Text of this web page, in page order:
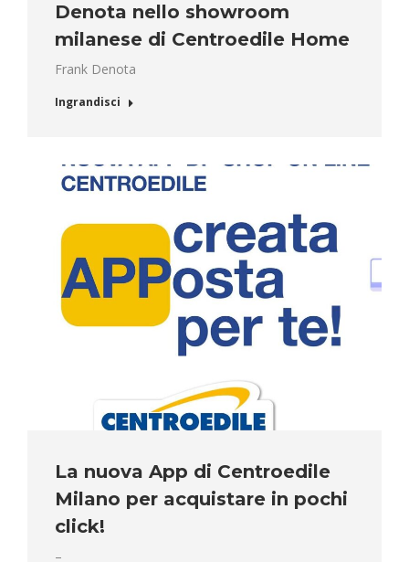
Denota nello showroom
milanese di Centroedile Home
Frank Denota
Ingrandisci
La nuova App di Centroedile
Milano per acquistare in pochi
click!
–